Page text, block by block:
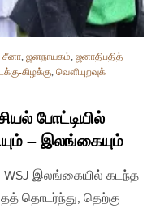
சீனா, ஜனநாயகம், ஜனாதிபதித்
கிழக்கு, வௌியுறவுக்
போட்டியில்
– இலங்கையும்
WSJ இலங்கையில் கடந்த
தொடர்ந்து, தெற்கு